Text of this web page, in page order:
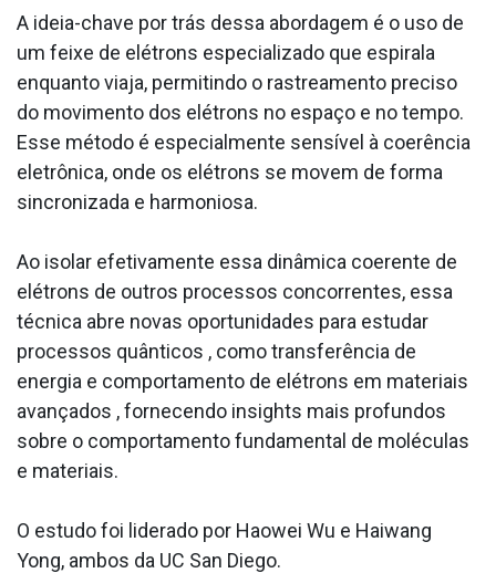
A ideia-chave por trás dessa abordagem é o uso de
um feixe de elétrons especializado que espirala
enquanto viaja, permitindo o rastreamento preciso
do movimento dos elétrons no espaço e no tempo.
Esse método é especialmente sensível à coerência
eletrônica, onde os elétrons se movem de forma
sincronizada e harmoniosa.
Ao isolar efetivamente essa dinâmica coerente de
elétrons de outros processos concorrentes, essa
técnica abre novas oportunidades para estudar
processos quânticos , como transferência de
energia e comportamento de elétrons em materiais
avançados , fornecendo insights mais profundos
sobre o comportamento fundamental de moléculas
e materiais.
O estudo foi liderado por Haowei Wu e Haiwang
Yong, ambos da UC San Diego.